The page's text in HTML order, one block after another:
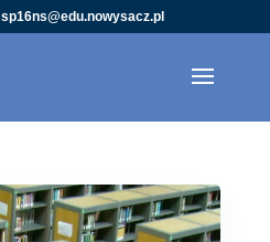
sp16ns@edu.nowysacz.pl